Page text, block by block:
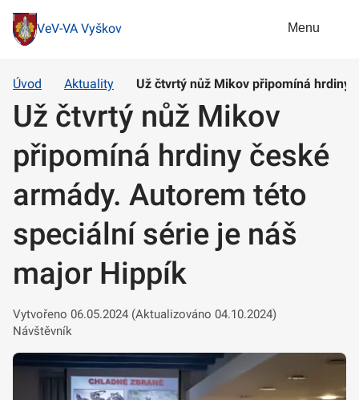
VeV-VA Vyškov Menu
Úvod Aktuality Už čtvrtý nůž Mikov připomíná hrdiny
Už čtvrtý nůž Mikov
připomíná hrdiny české
armády. Autorem této
speciální série je náš
major Hippík
Vytvořeno 06.05.2024 (Aktualizováno 04.10.2024)
Návštěvník